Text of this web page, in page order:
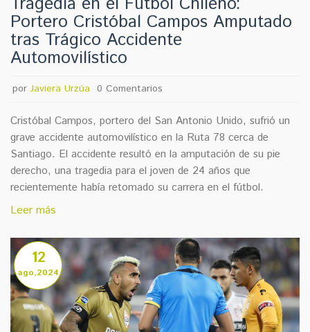
Portero Cristóbal Campos Amputado
tras Trágico Accidente
Automovilístico
por Javiera Urzúa 0 Comentarios
Cristóbal Campos, portero del San Antonio Unido, sufrió un
grave accidente automovilístico en la Ruta 78 cerca de
Santiago. El accidente resultó en la amputación de su pie
derecho, una tragedia para el joven de 24 años que
recientemente había retomado su carrera en el fútbol.
Leer más
12
ago,2024